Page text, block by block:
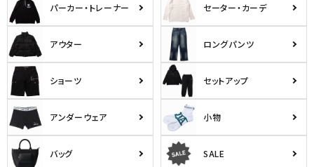
パーカー・トレーナー セーター・カーデ
アウター ロングパンツ
ショーツ セットアップ
アンダーウェア 小物
バッグ SALE